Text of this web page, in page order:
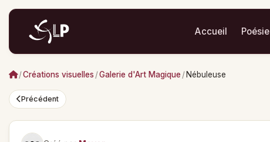
Accueil Poésie
/Créations visuelles /Galerie d'Art Magique/ Nébuleuse
Précédent